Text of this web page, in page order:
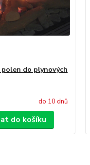
polen do plynových
do 10 dnů
do košíku